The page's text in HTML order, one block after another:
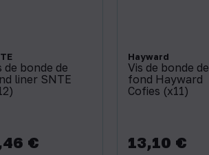
de bonde de
liner SNTE
€
Hayward
Vis de bonde de
fond Hayward
Cofies (x11)
Prix
13,10 €